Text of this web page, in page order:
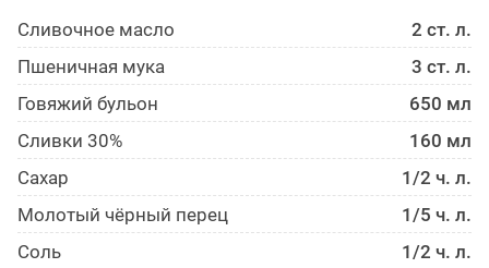
Сливочное масло
2 ст. л.
Пшеничная мука
3 ст. л.
Говяжий бульон
650 мл
Сливки 30%
160 мл
Сахар
1/2 ч. л.
Молотый чёрный перец
1/5 ч. л.
Соль
1/2 ч. л.